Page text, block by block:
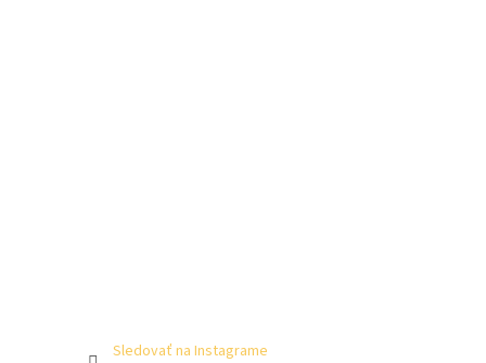
Sledovať na Instagrame